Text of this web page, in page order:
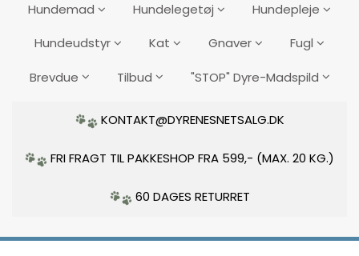
Hundemad Hundelegetøj Hundepleje
Hundeudstyr Kat Gnaver Fugl
Brevdue Tilbud "STOP" Dyre-Madspild
KONTAKT@DYRENESNETSALG.DK
FRI FRAGT TIL PAKKESHOP FRA 599,- (MAX. 20 KG.)
60 DAGES RETURRET